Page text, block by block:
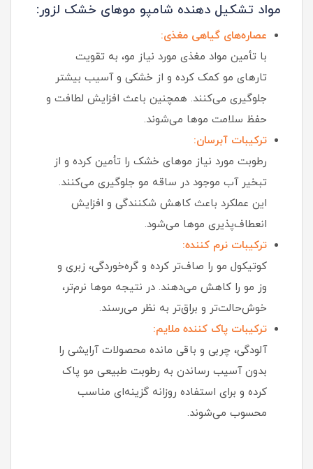
مواد تشکیل‌ دهنده شامپو موهای خشک لزور:
عصاره‌های گیاهی مغذی:
با تأمین مواد مغذی مورد نیاز مو، به تقویت
تارهای مو کمک کرده و از خشکی و آسیب بیشتر
جلوگیری می‌کنند. همچنین باعث افزایش لطافت و
حفظ سلامت موها می‌شوند.
ترکیبات آبرسان:
رطوبت مورد نیاز موهای خشک را تأمین کرده و از
تبخیر آب موجود در ساقه مو جلوگیری می‌کنند.
این عملکرد باعث کاهش شکنندگی و افزایش
انعطاف‌پذیری موها می‌شود.
ترکیبات نرم‌ کننده:
کوتیکول مو را صاف‌تر کرده و گره‌خوردگی، زبری و
وز مو را کاهش می‌دهند. در نتیجه موها نرم‌تر،
خوش‌حالت‌تر و براق‌تر به نظر می‌رسند.
ترکیبات پاک‌ کننده ملایم:
آلودگی، چربی و باقی‌ مانده محصولات آرایشی را
بدون آسیب رساندن به رطوبت طبیعی مو پاک
کرده و برای استفاده روزانه گزینه‌ای مناسب
محسوب می‌شوند.